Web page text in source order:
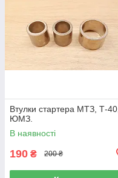
Втулки стартера МТЗ, Т-40,
ЮМЗ.
В наявності
190 ₴ 200 ₴